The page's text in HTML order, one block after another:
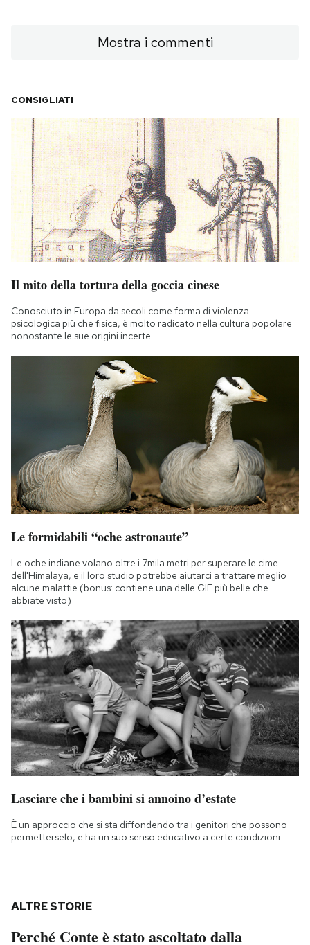
Mostra i commenti
CONSIGLIATI
Il mito della tortura della goccia cinese
Conosciuto in Europa da secoli come forma di violenza
psicologica più che fisica, è molto radicato nella cultura popolare
nonostante le sue origini incerte
Le formidabili “oche astronaute”
Le oche indiane volano oltre i 7mila metri per superare le cime
dell'Himalaya, e il loro studio potrebbe aiutarci a trattare meglio
alcune malattie (bonus: contiene una delle GIF più belle che
abbiate visto)
Lasciare che i bambini si annoino d’estate
È un approccio che si sta diffondendo tra i genitori che possono
permetterselo, e ha un suo senso educativo a certe condizioni
ALTRE STORIE
Perché Conte è stato ascoltato dalla